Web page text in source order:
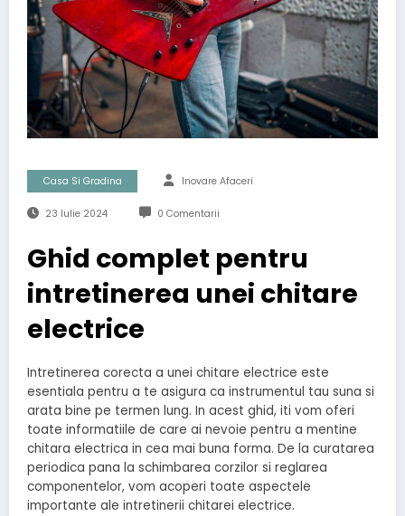
Casa Si Gradina Inovare Afaceri
23 Iulie 2024 0 Comentarii
Ghid complet pentru
intretinerea unei chitare
electrice
Intretinerea corecta a unei chitare electrice este
esentiala pentru a te asigura ca instrumentul tau suna si
arata bine pe termen lung. In acest ghid, iti vom oferi
toate informatiile de care ai nevoie pentru a mentine
chitara electrica in cea mai buna forma. De la curatarea
periodica pana la schimbarea corzilor si reglarea
componentelor, vom acoperi toate aspectele
importante ale intretinerii chitarei electrice.